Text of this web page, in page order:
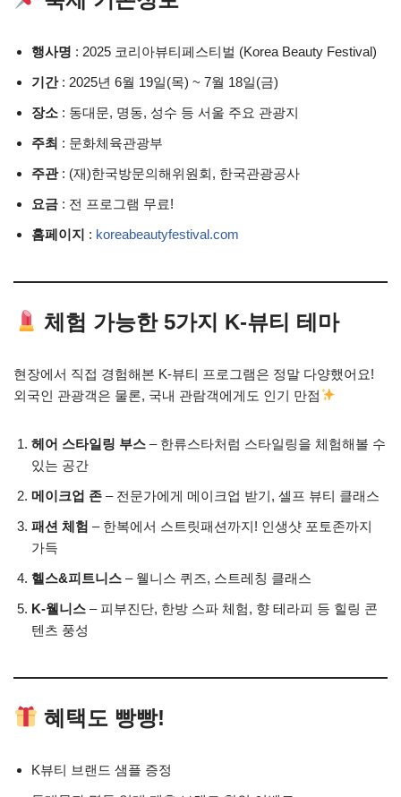
행사명 : 2025 코리아뷰티페스티벌 (Korea Beauty Festival)
기간: 2025년 6월 19일(목) ~ 7월 18일(금)
장소 : 동대문, 명동, 성수 등 서울 주요 관광지
주최 : 문화체육관광부
주관: (재)한국방문의해위원회, 한국관광공사
요금 : 전 프로그램 무료!
홈페이지 : koreabeautyfestival.com
체험 가능한 5가지 K-뷰티 테마
현장에서 직접 경험해본 K-뷰티 프로그램은 정말 다양했어요!
외국인 관광객은 물론, 국내 관람객에게도 인기 만점
헤어 스타일링 부스 – 한류스타처럼 스타일링을 체험해볼 수
있는 공간
메이크업 존 – 전문가에게 메이크업 받기, 셀프 뷰티 클래스
패션 체험 – 한복에서 스트릿패션까지! 인생샷 포토존까지
가득
헬스&피트니스 – 웰니스 퀴즈, 스트레칭 클래스
K-웰니스 – 피부진단, 한방 스파 체험, 향 테라피 등 힐링 콘
텐츠 풍성
혜택도 빵빵!
K뷰티 브랜드 샘플 증정